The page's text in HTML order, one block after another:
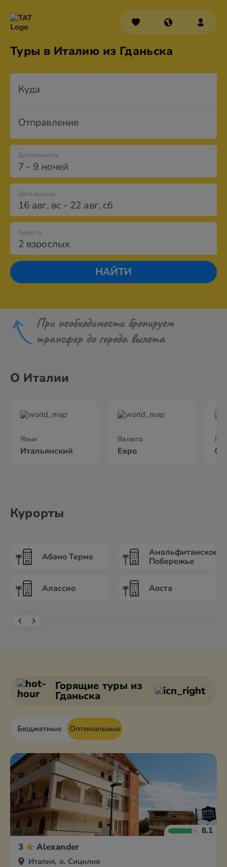
Туры в Италию из Гданьска
Куда
Отправление
7 - 9 ночей
Длительность
Дата выезда
16 авг, вс- 22 авг, сб
2 взрослых
Туристы
НАЙТИ
При необходимости бронируем
трансфер до города вылета
О Италии
Язык
Итальянский
Валюта
Евро
Курорты
Абано Терме
Алассио
Амальфитанское
Побережье
Аоста
Горящие туры из
Гданьска
Бюджетные Оптимальные
8.1
3 Alexander
Италия, о. Сицилия